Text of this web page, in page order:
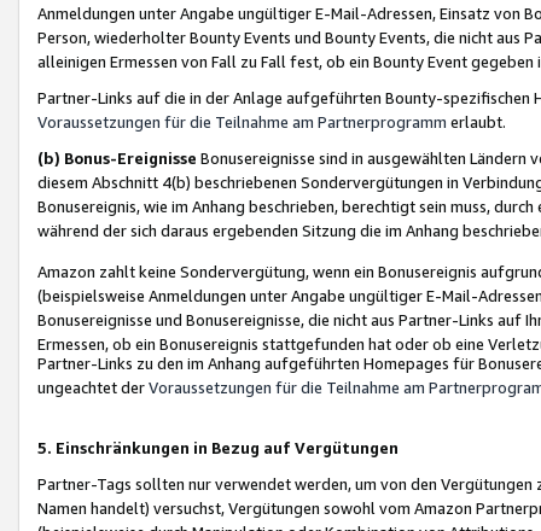
Anmeldungen unter Angabe ungültiger E-Mail-Adressen, Einsatz von
Person, wiederholter Bounty Events und Bounty Events, die nicht
alleinigen Ermessen von Fall zu Fall fest, ob ein Bounty Event
Partner-Links auf die in der Anlage aufgeführten Bounty-spezifischen
Voraussetzungen für die Teilnahme am Partnerprogramm erlaubt.
(b) Bonus-Ereignisse Bonusereignisse sind in ausgewählten Ländern
diesem Abschnitt 4(b) beschriebenen Sondervergütungen in
Bonusereignis, wie im Anhang beschrieben, berechtigt sein muss,
während der sich daraus ergebenden Sitzung die im Anhang
Amazon zahlt keine Sondervergütung, wenn ein Bonusereignis
(beispielsweise Anmeldungen unter Angabe ungültiger E-Mail-
Bonusereignisse und Bonusereignisse, die nicht aus Partner-Links auf
Ermessen, ob ein Bonusereignis stattgefunden hat oder ob eine
Partner-Links zu den im Anhang aufgeführten Homepages für
ungeachtet derVoraussetzungen für die Teilnahme am
5. Einschränkungen in Bezug auf Vergütungen
Partner-Tags sollten nur verwendet werden, um von den
Namen handelt) versuchst, Vergütungen sowohl vom Amazon